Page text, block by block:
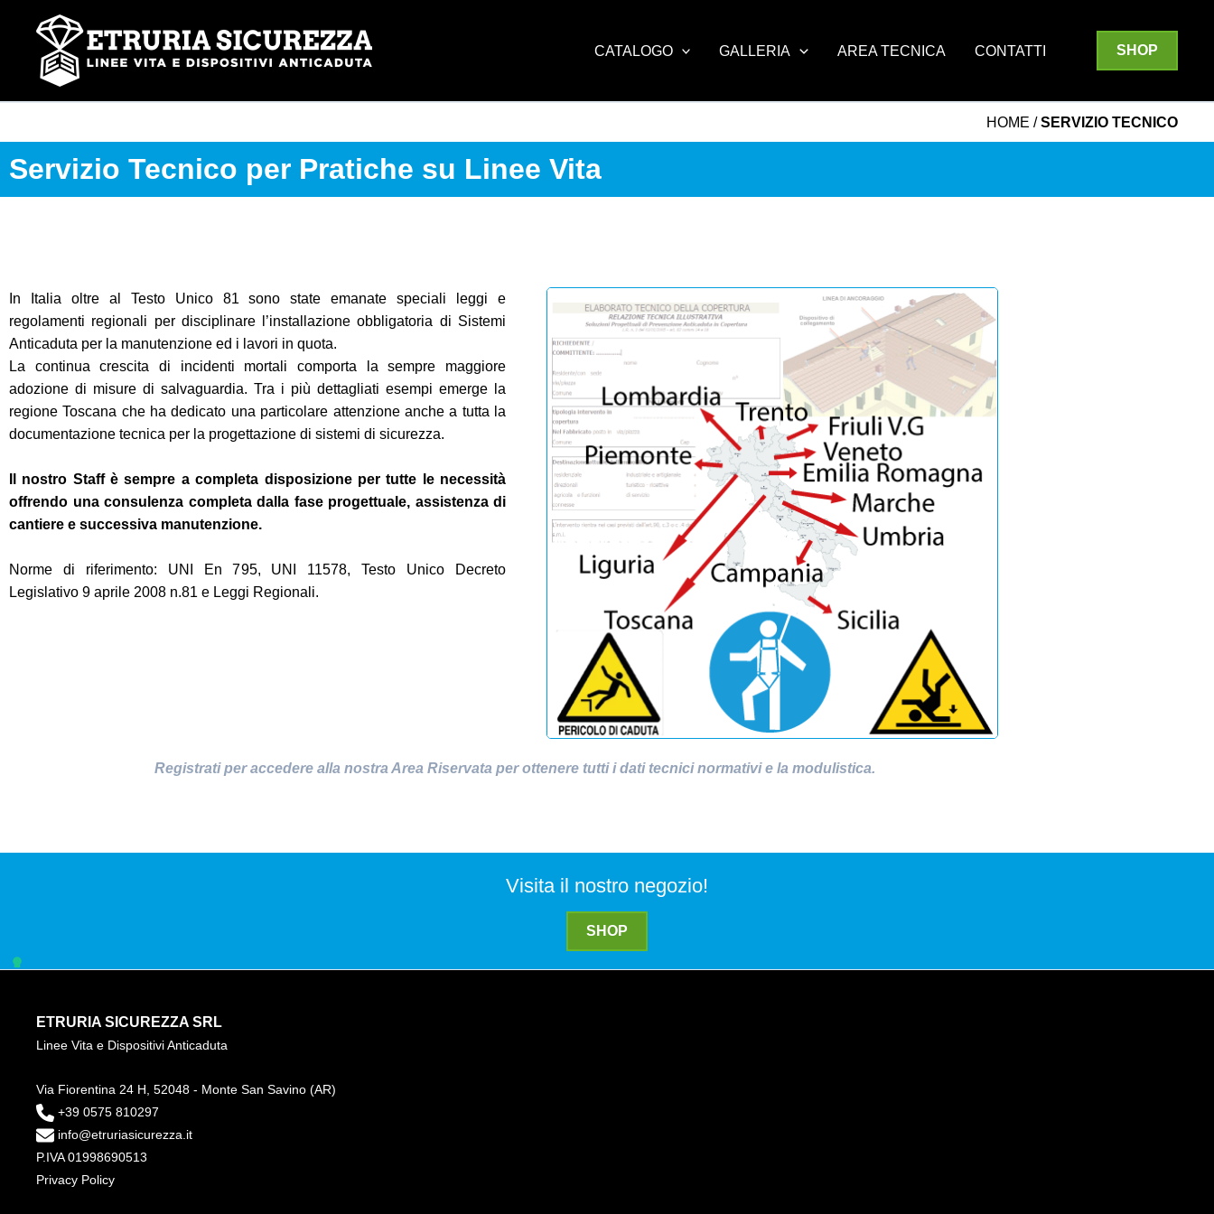
contenuto
CATALOGO GALLERIA AREA TECNICA CONTATTI SHOP
HOME /SERVIZIO TECNICO
Servizio Tecnico per Pratiche su Linee Vita
In Italia oltre al Testo Unico 81 sono state emanate speciali leggi e
regolamenti regionali per disciplinare l’installazione obbligatoria di Sistemi
Anticaduta per la manutenzione ed i lavori in quota.
La continua crescita di incidenti mortali comporta la sempre maggiore
adozione di misure di salvaguardia. Tra i più dettagliati esempi emerge la
regione Toscana che ha dedicato una particolare attenzione anche a tutta la
documentazione tecnica per la progettazione di sistemi di sicurezza.
Il nostro Staff è sempre a completa disposizione per tutte le necessità
offrendo una consulenza completa dalla fase progettuale, assistenza di
cantiere e successiva manutenzione.
Norme di riferimento: UNI En 795, UNI 11578, Testo Unico Decreto
Legislativo 9 aprile 2008 n.81 e Leggi Regionali.
Registrati per accedere alla nostra Area Riservata per ottenere tutti i dati tecnici normativi e la modulistica.
Visita il nostro negozio!
SHOP
ETRURIA SICUREZZA SRL
Linee Vita e Dispositivi Anticaduta
Via Fiorentina 24 H, 52048 - Monte San Savino (AR)
+39 0575 810297
info@etruriasicurezza.it
P.IVA 01998690513
Privacy Policy